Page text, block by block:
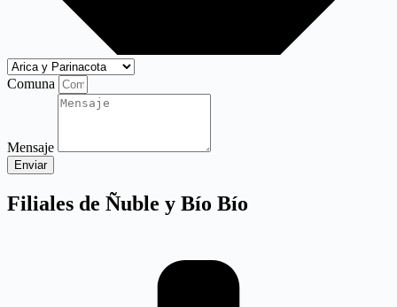
Comuna
Mensaje
Enviar
Filiales de Ñuble y Bío Bío